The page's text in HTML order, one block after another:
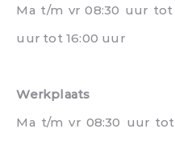
Ma t/m vr 08:30 uur tot
uur tot 16:00 uur
Werkplaats
Ma t/m vr 08:30 uur tot